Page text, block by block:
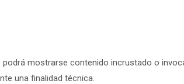
mostrarse contenido incrustado o
una finalidad técnica.